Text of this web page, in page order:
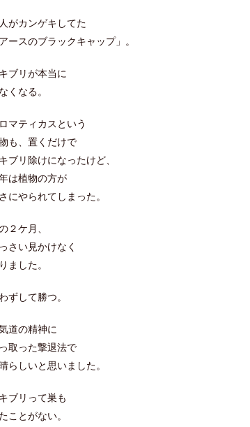
がカンゲキしてた
アースのブラックキャップ」。
ブリが本当に
くなる。
マティカスという
も、置くだけで
ブリ除けになったけど、
は植物の方が
にやられてしまった。
２ケ月、
さい見かけなく
ました。
ずして勝つ。
道の精神に
取った撃退法で
らしいと思いました。
ブリって巣も
ことがない。